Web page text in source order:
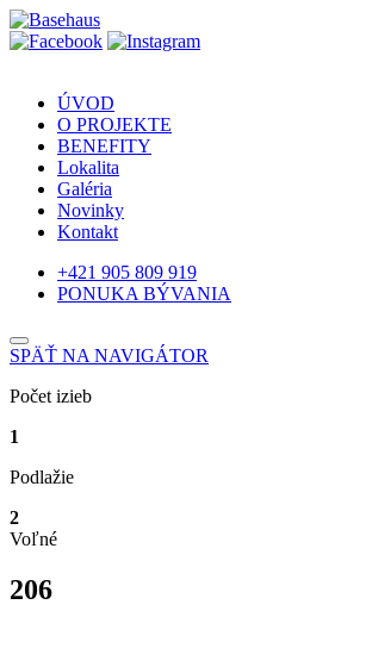
ÚVOD
O PROJEKTE
BENEFITY
Lokalita
Galéria
Novinky
Kontakt
+421 905 809 919
PONUKA BÝVANIA
SPÄŤ NA NAVIGÁTOR
Počet izieb
1
Podlažie
2
Voľné
206